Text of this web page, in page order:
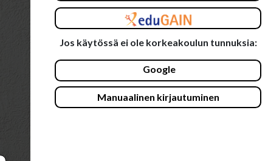
Jos käytössä ei ole korkeakoulun tunnuksia:
Google
Manuaalinen kirjautuminen